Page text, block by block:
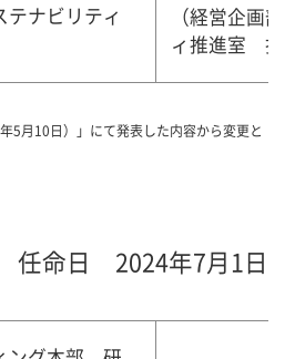
ナビリティ
（経営企画
ィ推進室 担
年5月10日）」にて発表した内容から変更と
任命日 2024年7月1日